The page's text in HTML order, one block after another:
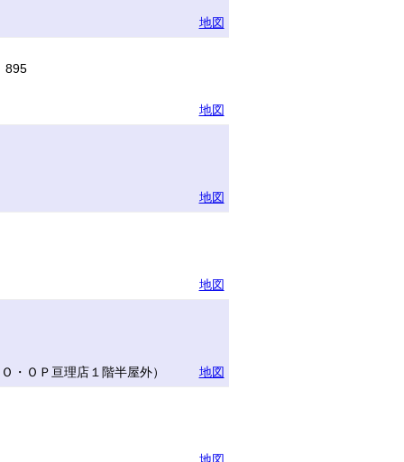
地図
895
地図
地図
地図
ＯＰ亘理店１階半屋外）
地図